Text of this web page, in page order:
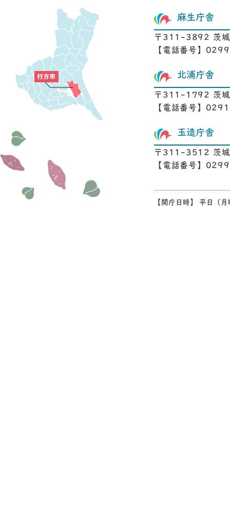
麻生庁舎
〒311-3892 茨
【電話番号】
北浦庁舎
〒311-1792 茨
【電話番号】
玉造庁舎
〒311-3512 茨城
【電話番号】
【開庁日時】 平日（